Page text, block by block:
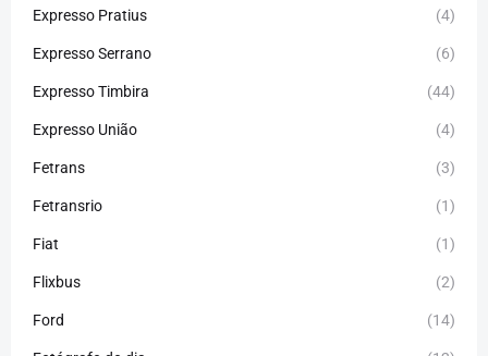
Expresso Pratius (4)
Expresso Serrano (6)
Expresso Timbira (44)
Expresso União (4)
Fetrans (3)
Fetransrio (1)
Fiat (1)
Flixbus (2)
Ford (14)